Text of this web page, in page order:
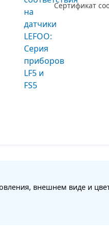
Сертификат
внешнем виде и